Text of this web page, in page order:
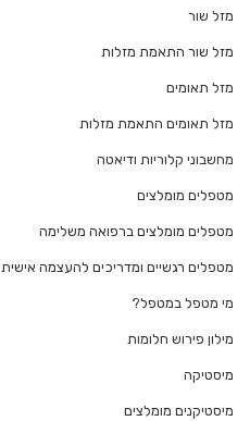
מזל שור
מזל שור התאמת מזלות
מזל תאומים
מזל תאומים התאמת מזלות
מחשבוני קלוריות ודיאטה
מטפלים מומלצים
מטפלים מומלצים ברפואה משלימה
מטפלים רגשיים ומדריכים להעצמה אישית
מי מטפל במטפל?
מילון פירוש חלומות
מיסטיקה
מיסטיקנים מומלצים